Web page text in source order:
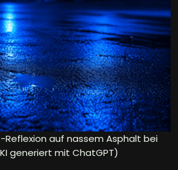
Reflexion auf nassem Asphalt bei
generiert mit ChatGPT)